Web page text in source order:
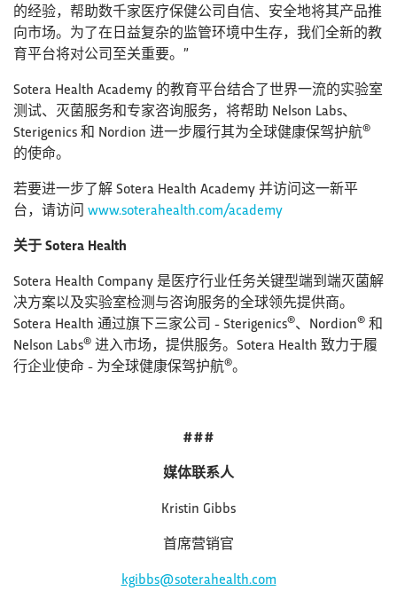
的经验，帮助数千家医疗保健公司自信、安全地将其产品推
向市场。为了在日益复杂的监管环境中生存，我们全新的教
育平台将对公司至关重要。”
Sotera Health Academy 的教育平台结合了世界一流的实验室
测试、灭菌服务和专家咨询服务，将帮助 Nelson Labs、
Sterigenics 和 Nordion 进一步履行其为全球健康保驾护航®
的使命。
若要进一步了解 Sotera Health Academy 并访问这一新平
台，请访问 www.soterahealth.com/academy
关于 Sotera Health
Sotera Health Company 是医疗行业任务关键型端到端灭菌解
决方案以及实验室检测与咨询服务的全球领先提供商。
Sotera Health 通过旗下三家公司 - Sterigenics®、Nordion® 和
Nelson Labs® 进入市场，提供服务。Sotera Health 致力于履
行企业使命 - 为全球健康保驾护航®。
###
媒体联系人
Kristin Gibbs
首席营销官
kgibbs@soterahealth.com